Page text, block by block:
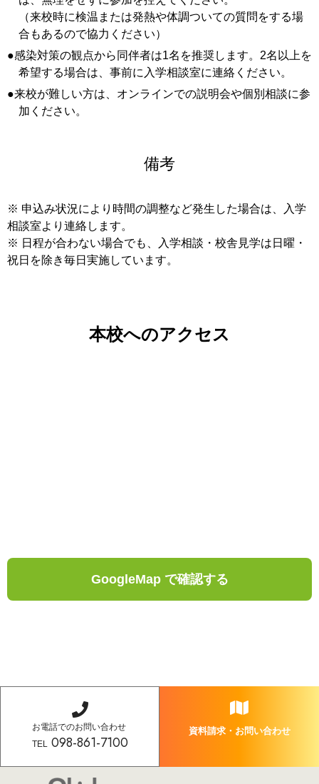
（来校時に検温または発熱や体調ついての質問をする場
合もあるので協力ください）
●感染対策の観点から同伴者は1名を推奨します。2名以上を
希望する場合は、事前に入学相談室に連絡ください。
●来校が難しい方は、オンラインでの説明会や個別相談に参
加ください。
備考
※ 申込み状況により時間の調整など発生した場合は、入学
相談室より連絡します。
※ 日程が合わない場合でも、入学相談・校舎見学は日曜・
祝日を除き毎日実施しています。
本校へのアクセス
GoogleMap で確認する
お電話でのお問い合わせ
TEL
098-861-7100
資料請求・お問い合わせ